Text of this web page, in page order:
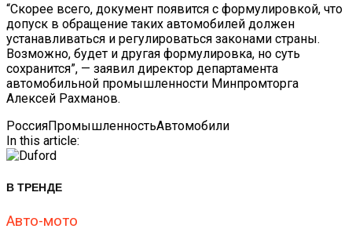
“Скорее всего, документ появится с формулировкой, что
допуск в обращение таких автомобилей должен
устанавливаться и регулироваться законами страны.
Возможно, будет и другая формулировка, но суть
сохранится”, — заявил директор департамента
автомобильной промышленности Минпромторга
Алексей Рахманов.
РоссияПромышленностьАвтомобили
In this article:
В ТРЕНДЕ
Авто-мото